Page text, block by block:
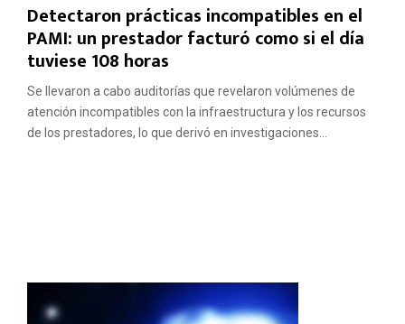
Detectaron prácticas incompatibles en el
PAMI: un prestador facturó como si el día
tuviese 108 horas
Se llevaron a cabo auditorías que revelaron volúmenes de
atención incompatibles con la infraestructura y los recursos
de los prestadores, lo que derivó en investigaciones...